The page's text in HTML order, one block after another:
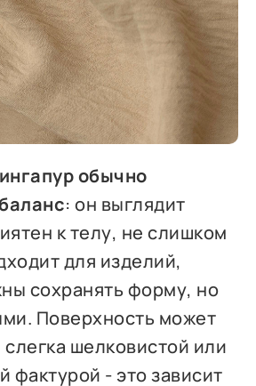
обычно
: он выглядит
к телу, не слишком
для изделий,
сохранять форму, но
Поверхность может
шелковистой или
фактурой - это зависит